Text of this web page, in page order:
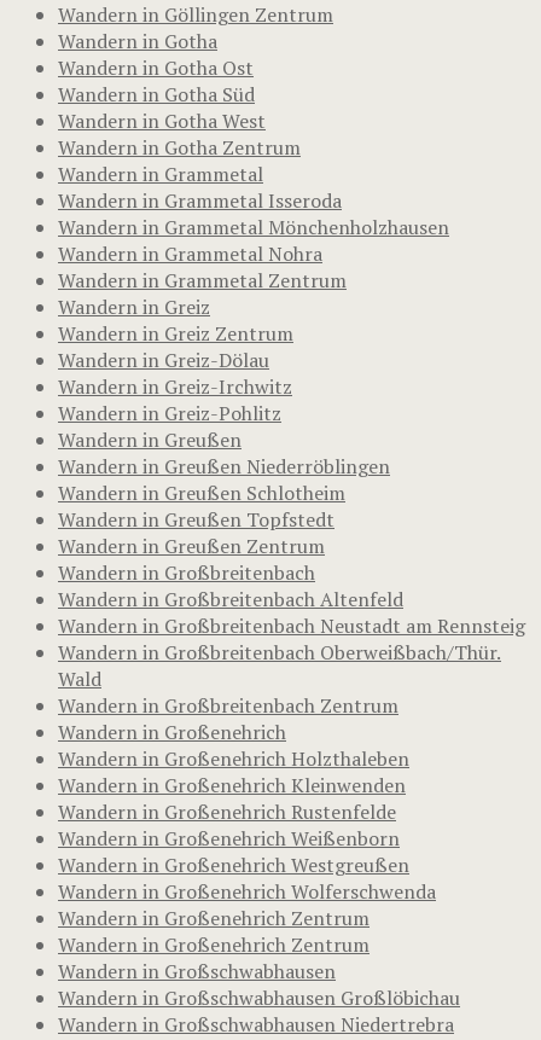
Wandern in Göllingen Zentrum
Wandern in Gotha
Wandern in Gotha Ost
Wandern in Gotha Süd
Wandern in Gotha West
Wandern in Gotha Zentrum
Wandern in Grammetal
Wandern in Grammetal Isseroda
Wandern in Grammetal Mönchenholzhausen
Wandern in Grammetal Nohra
Wandern in Grammetal Zentrum
Wandern in Greiz
Wandern in Greiz Zentrum
Wandern in Greiz-Dölau
Wandern in Greiz-Irchwitz
Wandern in Greiz-Pohlitz
Wandern in Greußen
Wandern in Greußen Niederröblingen
Wandern in Greußen Schlotheim
Wandern in Greußen Topfstedt
Wandern in Greußen Zentrum
Wandern in Großbreitenbach
Wandern in Großbreitenbach Altenfeld
Wandern in Großbreitenbach Neustadt am Rennsteig
Wandern in Großbreitenbach Oberweißbach/Thür.
Wald
Wandern in Großbreitenbach Zentrum
Wandern in Großenehrich
Wandern in Großenehrich Holzthaleben
Wandern in Großenehrich Kleinwenden
Wandern in Großenehrich Rustenfelde
Wandern in Großenehrich Weißenborn
Wandern in Großenehrich Westgreußen
Wandern in Großenehrich Wolferschwenda
Wandern in Großenehrich Zentrum
Wandern in Großenehrich Zentrum
Wandern in Großschwabhausen
Wandern in Großschwabhausen Großlöbichau
Wandern in Großschwabhausen Niedertrebra